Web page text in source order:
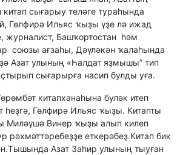
сығарыу теләге тураһында
Гөлфирә Ильяс ҡыҙы үҙе лә ижад
журналист, Башҡортостан һәм
союзы ағзаһы, Дәүләкән ҡалаһында
Азат улының «Һалдат яҙмышы” тип
сығарырға насип булды уға.
китапханаһына буләк итеп
һеҙгә, Гөлфирә Ильяс ҡыҙы. Китапты
Миләүшә Винер ҡыҙы алып килеп
рәхмәттәребеҙҙе еткерәбеҙ.Китап бик
Азат Заһир улының тыуған